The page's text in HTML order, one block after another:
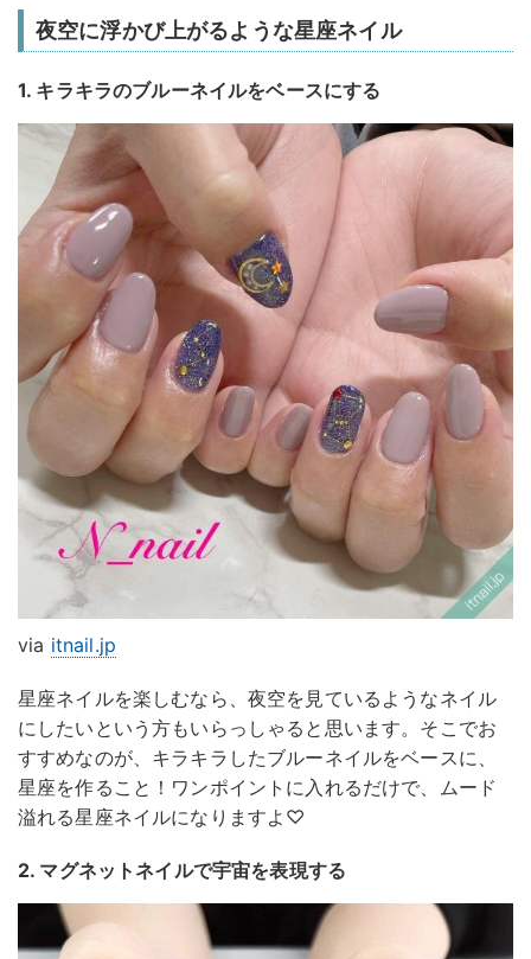
夜空に浮かび上がるような星座ネイル
1. キラキラのブルーネイルをベースにする
via itnail.jp
星座ネイルを楽しむなら、夜空を見ているようなネイル
にしたいという方もいらっしゃると思います。そこでお
すすめなのが、キラキラしたブルーネイルをベースに、
星座を作ること！ワンポイントに入れるだけで、ムード
溢れる星座ネイルになりますよ♡
2. マグネットネイルで宇宙を表現する